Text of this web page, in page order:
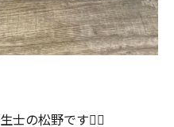
士の松野です👱‍♀️